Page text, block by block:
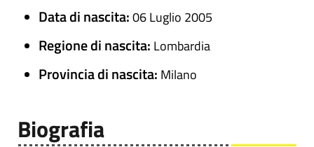
Data di nascita:06 Luglio 2005
Regione di nascita: Lombardia
Provincia di nascita: Milano
Biografia